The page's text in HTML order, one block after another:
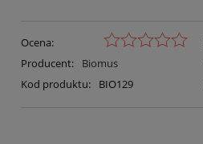
Ocena:
Producent:
Biomus
Kod produktu:
BIO129